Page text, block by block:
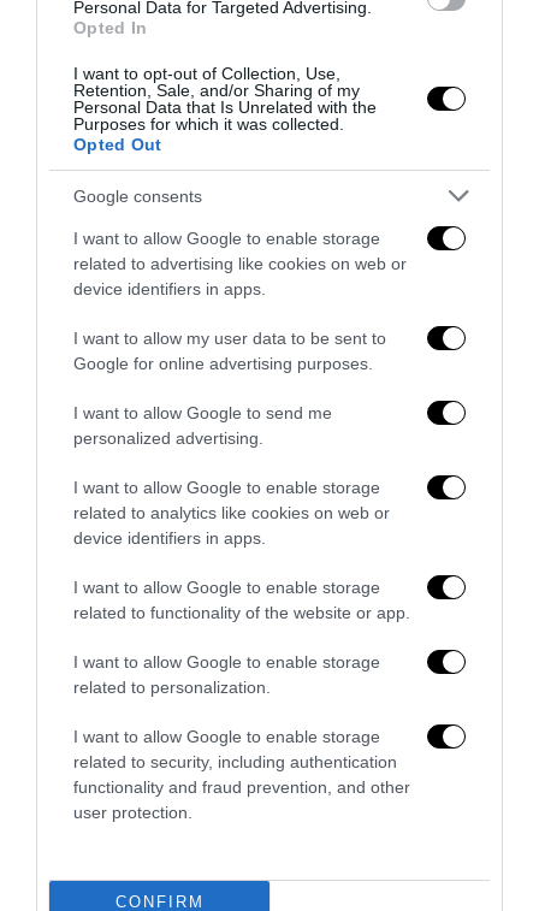
Personal Data for Targeted Advertising.
Opted In
I want to opt-out of Collection, Use,
Retention, Sale, and/or Sharing of my
Personal Data that Is Unrelated with the
Purposes for which it was collected.
Opted Out
Google consents
I want to allow Google to enable storage
related to advertising like cookies on web or
device identifiers in apps.
I want to allow my user data to be sent to
Google for online advertising purposes.
I want to allow Google to send me
personalized advertising.
I want to allow Google to enable storage
related to analytics like cookies on web or
device identifiers in apps.
I want to allow Google to enable storage
related to functionality of the website or app.
I want to allow Google to enable storage
related to personalization.
I want to allow Google to enable storage
related to security, including authentication
functionality and fraud prevention, and other
user protection.
CONFIRM
Trump e Infantino: oltre l’ultimo Mondiale dell’umanità
Un Mondiale senza l’Italia. Ma con la remigrazione